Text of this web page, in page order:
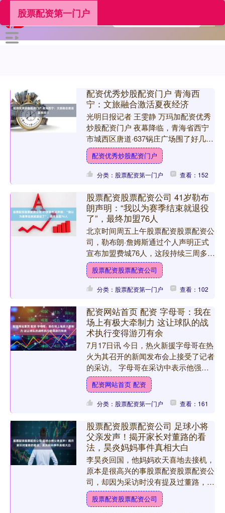
股票配资第一门户
配资优秀炒股配资门户 青海西
宁：文旅融合激活夏夜经济
光明日报记者 王雯静 万玛加配资优秀
炒股配资门户 夜幕降临，青海省西宁
市城西区唐道·637锅庄广场围了好几层
人，本地市民提着小马扎，慕名而来的
影迷沿台阶席地而坐....
配资优秀炒股配资门户
分类：股票配资第一门户 查看：152
股票配资股票配资公司 41岁勒布
朗声明：“我以为赛季结束就退役
了”，最终加盟76人
北京时间周五上午股票配资股票配资公
司，勒布朗·詹姆斯通过个人声明正式
宣布加盟费城76人，这段持续三周多的
自由球员悬念就此终结。更让球迷震惊
的是，41岁的詹姆斯在....
股票配资股票配资公司
分类：股票配资第一门户 查看：102
配资网站首页 配资 字母哥：我在
场上有极大牵制力 这让球队的战
术执行变得游刃有余
7月17日讯 今日，热火新援字母哥在热
火为其召开的新闻发布会上接受了记者
的采访。 字母哥在采访中表示他强大
的场上牵制力将为热火拉开进攻空间。
字母哥说：“我非常....
配资网站首页 配资
分类：股票配资第一门户 查看：161
股票配资股票配资公司 足球小将
父亲发声！揭开家长对董路的看
法，昊炎妈妈事件真相大白
李昊炎回国，他妈妈欢天喜地去接机，
原本是很高兴的事股票配资股票配资公
司，却因为采访时没有提及过董路，被
连续上了两天热搜。 冠军时隔九个月
才回家，迎接他的不是掌声....
股票配资股票配资公司